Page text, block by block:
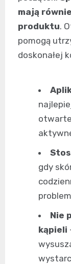
mają
produktu.
pomogą
doskonałej
gdy
Nie
kąpieli